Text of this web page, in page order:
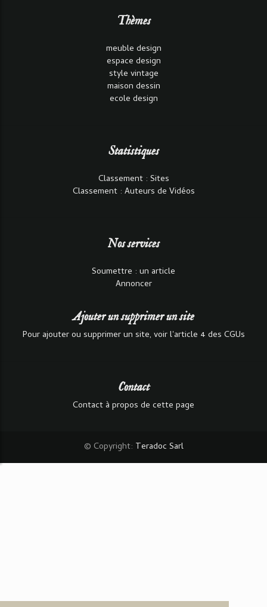
Thèmes
meuble design
espace design
style vintage
maison dessin
ecole design
Statistiques
Classement : Sites
Classement : Auteurs de Vidéos
Nos services
Soumettre : un article
Annoncer
Ajouter un supprimer un site
Pour ajouter ou supprimer un site, voir l'article 4 des CGUs
Contact
Contact à propos de cette page
© Copyright: Teradoc Sarl